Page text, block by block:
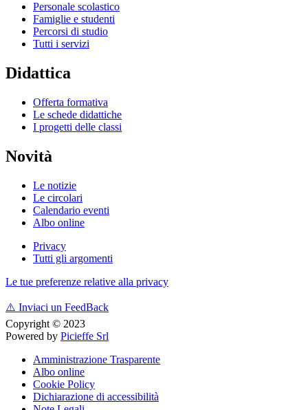
Personale scolastico
Famiglie e studenti
Percorsi di studio
Tutti i servizi
Didattica
Offerta formativa
Le schede didattiche
I progetti delle classi
Novità
Le notizie
Le circolari
Calendario eventi
Albo online
Privacy
Tutti gli argomenti
Le tue preferenze relative alla privacy
⚠️ Inviaci un FeedBack
Copyright © 2023
Powered by Picieffe Srl
Amministrazione Trasparente
Albo online
Cookie Policy
Dichiarazione di accessibilità